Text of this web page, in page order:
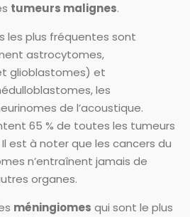
tumeurs malignes.
les plus fréquentes sont
astrocytomes,
glioblastomes) et
les
de l’acoustique.
65 % de toutes les tumeurs
est à noter que les cancers du
n’entraînent jamais de
organes.
méningiomes qui sont le plus